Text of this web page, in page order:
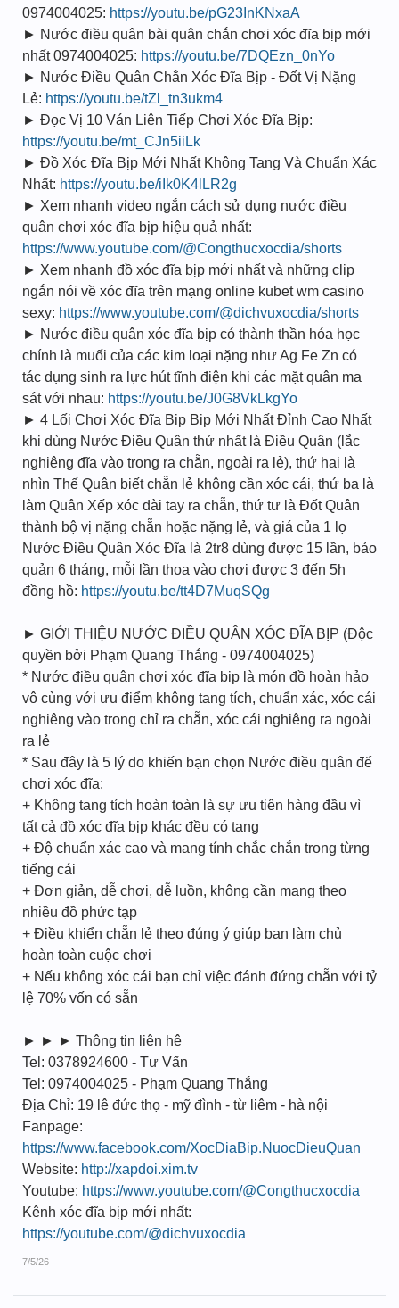
0974004025: https://youtu.be/pG23InKNxaA
► Nước điều quân bài quân chắn chơi xóc đĩa bịp mới
nhất 0974004025: https://youtu.be/7DQEzn_0nYo
► Nước Điều Quân Chắn Xóc Đĩa Bịp - Đốt Vị Nặng
Lẻ: https://youtu.be/tZl_tn3ukm4
► Đọc Vị 10 Ván Liên Tiếp Chơi Xóc Đĩa Bịp:
https://youtu.be/mt_CJn5iiLk
► Đồ Xóc Đĩa Bịp Mới Nhất Không Tang Và Chuẩn Xác
Nhất: https://youtu.be/iIk0K4lLR2g
► Xem nhanh video ngắn cách sử dụng nước điều
quân chơi xóc đĩa bịp hiệu quả nhất:
https://www.youtube.com/@Congthucxocdia/shorts
► Xem nhanh đồ xóc đĩa bịp mới nhất và những clip
ngắn nói về xóc đĩa trên mạng online kubet wm casino
sexy: https://www.youtube.com/@dichvuxocdia/shorts
► Nước điều quân xóc đĩa bịp có thành thần hóa học
chính là muối của các kim loại nặng như Ag Fe Zn có
tác dụng sinh ra lực hút tĩnh điện khi các mặt quân ma
sát với nhau: https://youtu.be/J0G8VkLkgYo
► 4 Lối Chơi Xóc Đĩa Bịp Bịp Mới Nhất Đỉnh Cao Nhất
khi dùng Nước Điều Quân thứ nhất là Điều Quân (lắc
nghiêng đĩa vào trong ra chẵn, ngoài ra lẻ), thứ hai là
nhìn Thế Quân biết chẵn lẻ không cần xóc cái, thứ ba là
làm Quân Xếp xóc dài tay ra chẵn, thứ tư là Đốt Quân
thành bộ vị nặng chẵn hoặc nặng lẻ, và giá của 1 lọ
Nước Điều Quân Xóc Đĩa là 2tr8 dùng được 15 lần, bảo
quản 6 tháng, mỗi lần thoa vào chơi được 3 đến 5h
đồng hồ: https://youtu.be/tt4D7MuqSQg
► GIỚI THIỆU NƯỚC ĐIỀU QUÂN XÓC ĐĨA BỊP (Độc
quyền bởi Phạm Quang Thắng - 0974004025)
* Nước điều quân chơi xóc đĩa bịp là món đồ hoàn hảo
vô cùng với ưu điểm không tang tích, chuẩn xác, xóc cái
nghiêng vào trong chỉ ra chẵn, xóc cái nghiêng ra ngoài
ra lẻ
* Sau đây là 5 lý do khiến bạn chọn Nước điều quân để
chơi xóc đĩa:
+ Không tang tích hoàn toàn là sự ưu tiên hàng đầu vì
tất cả đồ xóc đĩa bịp khác đều có tang
+ Độ chuẩn xác cao và mang tính chắc chắn trong từng
tiếng cái
+ Đơn giản, dễ chơi, dễ luồn, không cần mang theo
nhiều đồ phức tạp
+ Điều khiển chẵn lẻ theo đúng ý giúp bạn làm chủ
hoàn toàn cuộc chơi
+ Nếu không xóc cái bạn chỉ việc đánh đứng chẵn với tỷ
lệ 70% vốn có sẵn
► ► ► Thông tin liên hệ
Tel: 0378924600 - Tư Vấn
Tel: 0974004025 - Phạm Quang Thắng
Địa Chỉ: 19 lê đức thọ - mỹ đình - từ liêm - hà nội
Fanpage:
https://www.facebook.com/XocDiaBip.NuocDieuQuan
Website: http://xapdoi.xim.tv
Youtube: https://www.youtube.com/@Congthucxocdia
Kênh xóc đĩa bịp mới nhất:
https://youtube.com/@dichvuxocdia
7/5/26